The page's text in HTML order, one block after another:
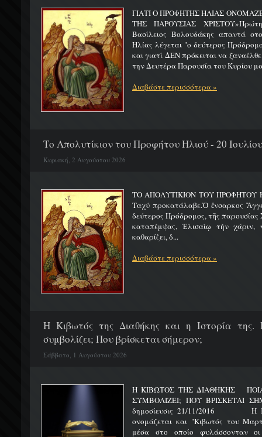
ΓΙΑΤΙ Ο ΠΡΟΦΗΤΗΣ ΗΛΙΑΣ
ΤΗΣ ΠΑΡΟΥΣΙΑΣ
Βασίλειος Βολουδάκης απαντά
Ηλίας λέγεται "ο δεύτερος
και γιατί ΔΕΝ πρόκειται να
την Δευτέρα Παρουσία του Κυρίου
Διαβάστε περισσότερα »
Το Απολυτίκιον του Προφήτου Ηλιού - 20 Ιουλίου
Κυριακή, 2 Αυγούστου 2026
ΤΟ ΑΠΟΛΥΤΙΚΙΟΝ ΤΟΥ ΠΡΟΦΗΤΟΥ
Ταχύ προκατάλαβε.Ὁ ἔνσαρκος
δεύτερος Πρόδρομος, τῆς παρουσίας
καταπέμψας, Ἐλισαίῳ τὴν χάριν,
καθαρίζει, δ...
Διαβάστε περισσότερα »
H Κιβωτός της Διαθήκης και η Ιστορία της.
συμβολίζει; Που βρίσκεται σήμερον;
Σάββατο, 1 Αυγούστου 2026
Η ΚΙΒΩΤΟΣ ΤΗΣ ΔΙΑΘΗΚΗΣ
ΣΥΜΒΟΛΙΖΕΙ; ΠΟΥ
δημοσίευσις 21/11/2016 Η
ονομάζεται και "Κιβωτός του
μέσα στο οποίο φυλάσσονταν